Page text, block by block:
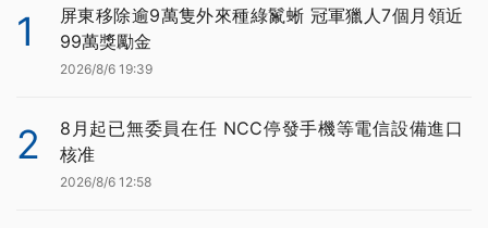
1
屏東移除逾9萬隻外來種綠鬣蜥 冠軍獵人7個月領近
99萬獎勵金
2026/8/6 19:39
2
8月起已無委員在任 NCC停發手機等電信設備進口
核准
2026/8/6 12:58